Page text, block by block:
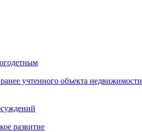
учтенного объекта недвижимости
развитие